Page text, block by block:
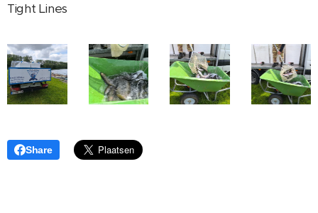
Tight Lines
Share